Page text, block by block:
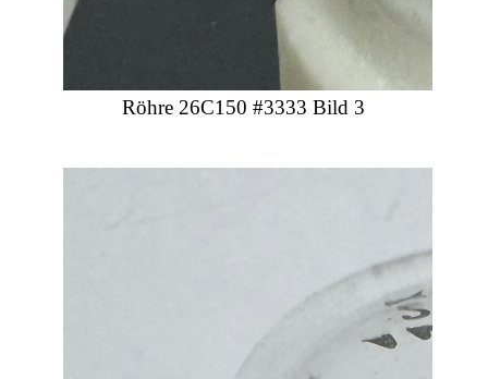
Röhre 26C150 #3333 Bild 3